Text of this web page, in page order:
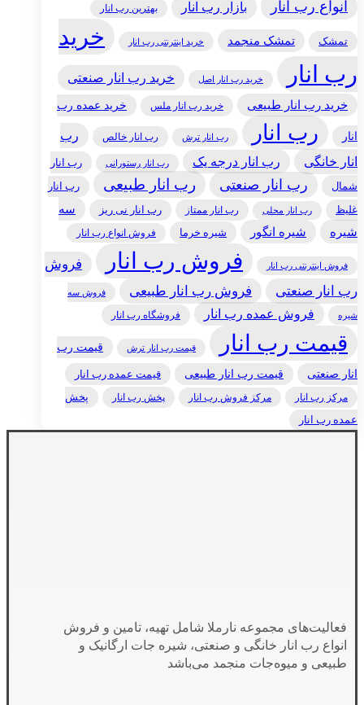
انواع رب انار بازار رب انار بهترین رب انار
تمشک تمشک منجمد خرید اینترنتی رب انار
خرید
رب انار
خرید رب انار اصل خرید رب انار صنعتی
خرید رب انار طبیعی خرید رب انار ملس خرید عمده رب
انار رب انار رب انار ترش رب انار خالص
رب
انار خانگی
رب انار درجه یک رب انار رستورانی
رب انار
شمال
رب انار صنعتی رب انار طبیعی رب انار
غلیظ رب انار محلی رب انار ممتاز رب انار نی ریز
سه
شیره
شیره انگور شیره خرما فروش انواع رب انار
فروش اینترنتی رب انار فروش رب انار
فروش
رب انار صنعتی
فروش رب انار طبیعی فروش سه
شیره فروش عمده رب انار فروشگاه رب انار
قیمت رب انار قیمت رب انار ترش قیمت رب
انار صنعتی قیمت رب انار طبیعی قیمت عمده رب انار
مرکز رب انار مرکز فروش رب انار پخش رب انار
پخش
عمده رب انار
فعالیت‌های مجموعه نارملا شامل تهیه، تامین و فروش
انواع رب انار خانگی و صنعتی، شیره جات ارگانیک و
طبیعی و میوه‌جات منجمد می‌باشد